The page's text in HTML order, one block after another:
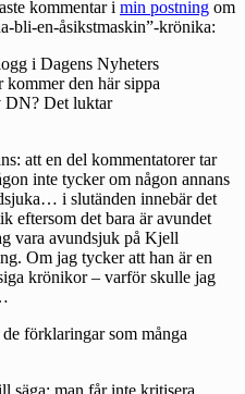
kommentar i min postning om
bli-en-åsikstmaskin”-krönika:
i Dagens Nyheters
den här sippa
DN? Det luktar
att en del kommentatorer tar
inte tycker om någon annans
i slutänden innebär det
eftersom det bara är avundet
vara avundsjuk på Kjell
Om jag tycker att han är en
krönikor – varför skulle jag
förklaringar som många